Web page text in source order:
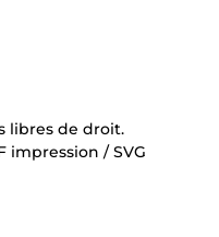
libres de droit.
impression / SVG